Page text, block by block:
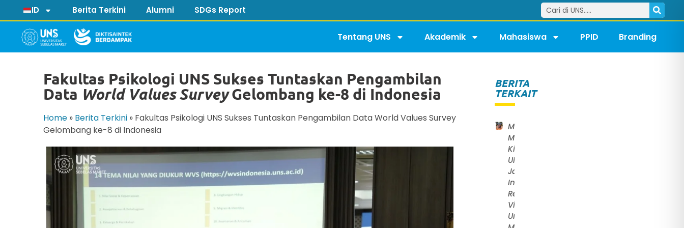
ID Berita Terkini Alumni SDGs Report
Tentang UNS Akademik Mahasiswa PPID Branding
Fakultas Psikologi UNS Sukses Tuntaskan Pengambilan
Data World Values SurveyGelombang ke-8 di Indonesia
Home » Berita Terkini » Fakultas Psikologi UNS Sukses Tuntaskan Pengambilan Data World Values Survey
Gelombang ke-8 di Indonesia
BERITA
TERKAIT
Mahasiswa
Magister
Kimia FMIPA
UNS
Jalankan
International
Research
Visit
Universiti